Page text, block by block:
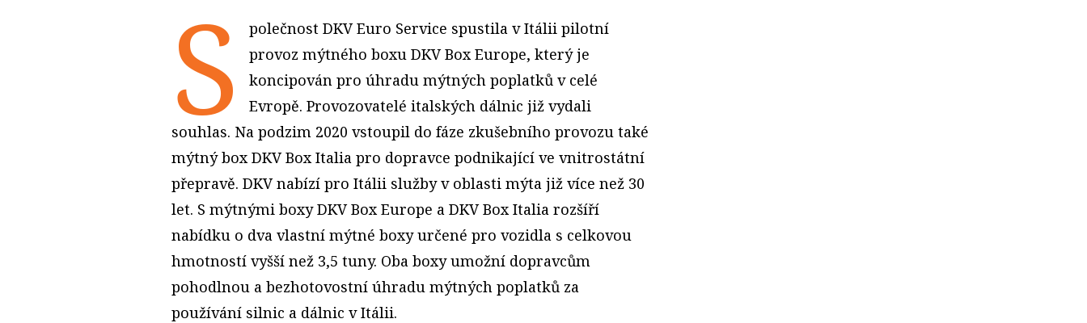
S
polečnost DKV Euro Service spustila v Itálii pilotní
provoz mýtného boxu DKV Box Europe, který je
koncipován pro úhradu mýtných poplatků v celé
Evropě. Provozovatelé italských dálnic již vydali
souhlas. Na podzim 2020 vstoupil do fáze zkušebního provozu také
mýtný box DKV Box Italia pro dopravce podnikající ve vnitrostátní
přepravě. DKV nabízí pro Itálii služby v oblasti mýta již více než 30
let. S mýtnými boxy DKV Box Europe a DKV Box Italia rozšíří
nabídku o dva vlastní mýtné boxy určené pro vozidla s celkovou
hmotností vyšší než 3,5 tuny. Oba boxy umožní dopravcům
pohodlnou a bezhotovostní úhradu mýtných poplatků za
používání silnic a dálnic v Itálii.